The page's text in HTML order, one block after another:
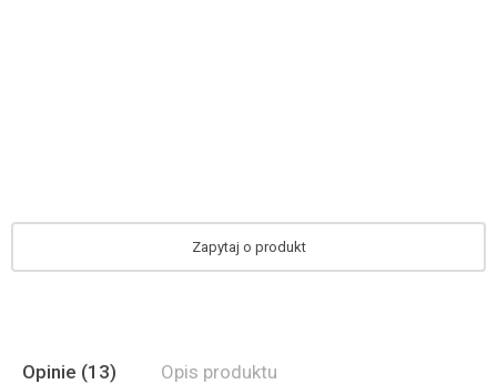
Zapytaj o produkt
Opinie (13) Opis produktu